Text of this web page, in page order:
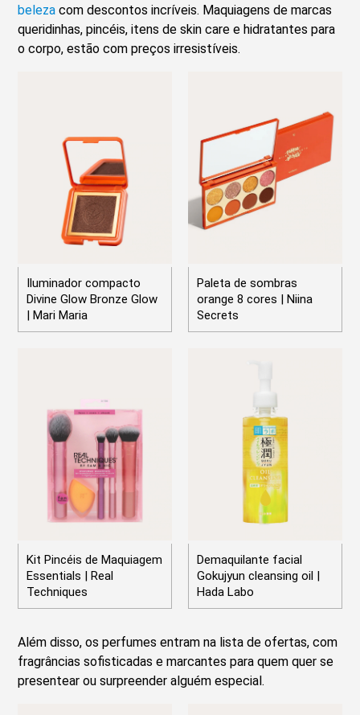
beleza com descontos incríveis. Maquiagens de marcas
queridinhas, pincéis, itens de skin care e hidratantes para
o corpo, estão com preços irresistíveis.
Iluminador compacto
Divine Glow Bronze Glow
| Mari Maria
Paleta de sombras
orange 8 cores | Niina
Secrets
Kit Pincéis de Maquiagem
Essentials | Real
Techniques
Demaquilante facial
Gokujyun cleansing oil |
Hada Labo
Além disso, os perfumes entram na lista de ofertas, com
fragrâncias sofisticadas e marcantes para quem quer se
presentear ou surpreender alguém especial.